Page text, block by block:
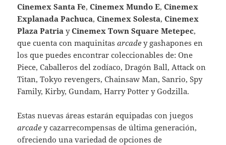
Cinemex Santa Fe,Cinemex Mundo E,Cinemex
Explanada Pachuca,Cinemex Solesta,Cinemex
Plaza Patria yCinemex Town Square Metepec,
que cuenta con maquinitasarcade y gashapones en
los que puedes encontrar coleccionables de: One
Piece, Caballeros del zodíaco, Dragón Ball, Attack on
Titan, Tokyo revengers, Chainsaw Man, Sanrio, Spy
Family, Kirby, Gundam, Harry Potter y Godzilla.
Estas nuevas áreas estarán equipadas con juegos
arcade y cazarrecompensas de última generación,
ofreciendo una variedad de opciones de